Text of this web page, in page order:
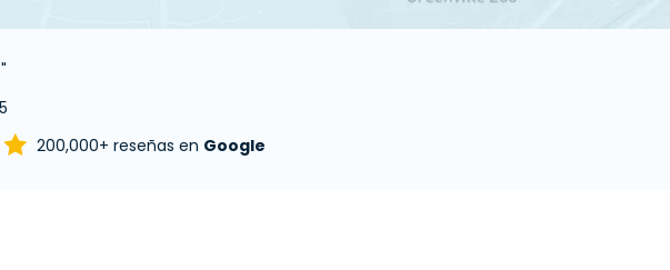
200,000+ reseñas en Google